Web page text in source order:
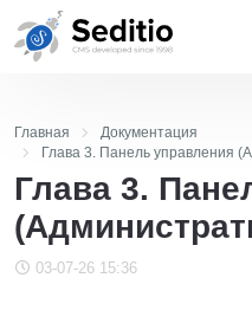
Главная
Документация
Глава 3. Панель управления
Глава 3.
03-07-26 15:36